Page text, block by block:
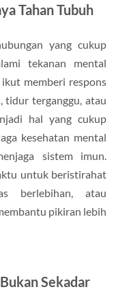
Tahan Tubuh
yang cukup
tekanan mental
memberi respons
tidur terganggu, atau
hal yang cukup
kesehatan mental
sistem imun.
untuk beristirahat
berlebihan, atau
pikiran lebih
Sekadar